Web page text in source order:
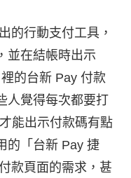
的行動支付工具，
並在結帳時出示
的台新 Pay 付款
人覺得每次都要打
能出示付款碼有點
的「台新 Pay 捷
款頁面的需求，甚